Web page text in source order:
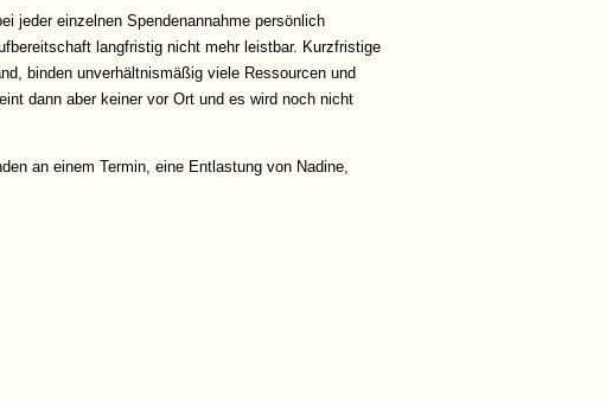
jeder einzelnen Spendenannahme persönlich
langfristig nicht mehr leistbar. Kurzfristige
binden unverhältnismäßig viele Ressourcen und
dann aber keiner vor Ort und es wird noch nicht
an einem Termin, eine Entlastung von Nadine,